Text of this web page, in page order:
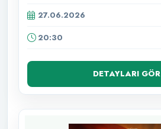
27.06.2026
20:30
DETAYLARI GÖR